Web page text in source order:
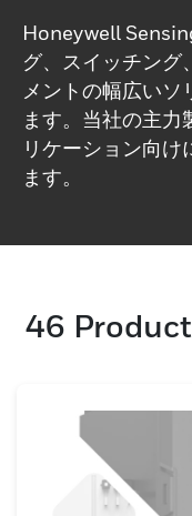
Honeywell
グ、スイッチング
メントの幅広いソ
ます。当社の主
リケーション向け
ます。
46